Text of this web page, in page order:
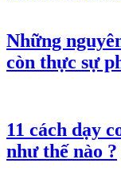
Những
còn thực sự
11 cách dạy
như thế nào ?